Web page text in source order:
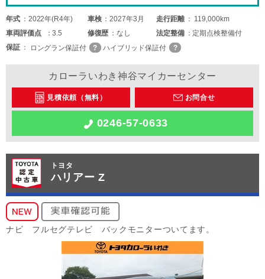
年式 2022年(R4年) 車検 2027年3月 走行距離
119,000km
車両評価点 3.5 修復歴 なし 法定整備
定期点検整備付
保証
ロングラン保証付 ハイブリッド保証付
カローラいわき神谷マイカーセンター
見積依頼（無料） お問合せ
0246-57-0633
トヨタ
ハリアー Z
ナビ フルセグテレビ バックモニターついてます。